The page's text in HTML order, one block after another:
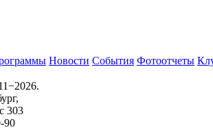
Новости События Фотоотчеты
303
90